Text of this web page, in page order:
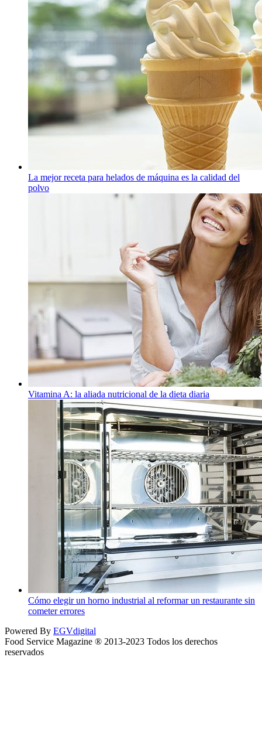
La mejor receta para helados de máquina es la calidad del
polvo
Vitamina A: la aliada nutricional de la dieta diaria
Cómo elegir un horno industrial al reformar un restaurante sin
cometer errores
Powered By EGVdigital
Food Service Magazine ® 2013-2023 Todos los derechos
reservados